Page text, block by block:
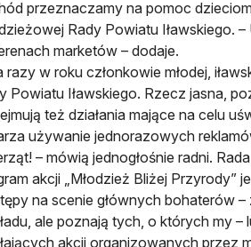
przeznaczamy na pomoc
Rady Powiatu Iławskiego.
marketów – dodaje.
razy w roku członkowie młodej,
Powiatu Iławskiego. Rzecz jasna,
też działania mające na celu
używanie jednorazowych
– mówią jednogłośnie radni.
akcji „Młodzież Bliżej
na scenie głównych bohaterów –
ale poznają tych, o których my
akcji organizowanych przez